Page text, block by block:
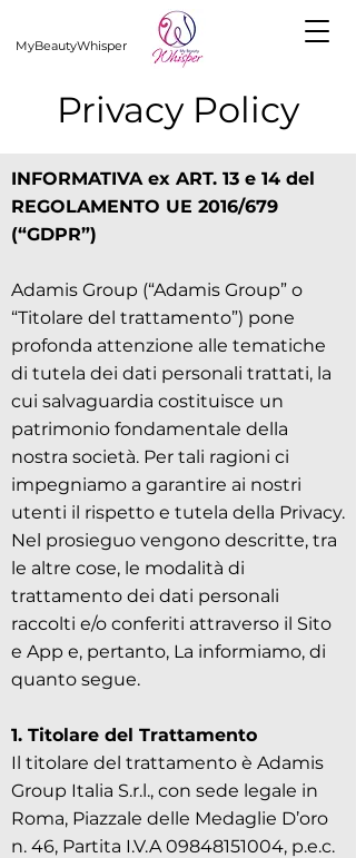
MyBeautyWhisper
Privacy Policy
INFORMATIVA ex ART. 13 e 14 del
REGOLAMENTO UE 2016/679
(“GDPR”)
Adamis Group (“Adamis Group” o
“Titolare del trattamento”) pone
profonda attenzione alle tematiche
di tutela dei dati personali trattati, la
cui salvaguardia costituisce un
patrimonio fondamentale della
nostra società. Per tali ragioni ci
impegniamo a garantire ai nostri
utenti il rispetto e tutela della Privacy.
Nel prosieguo vengono descritte, tra
le altre cose, le modalità di
trattamento dei dati personali
raccolti e/o conferiti attraverso il Sito
e App e, pertanto, La informiamo, di
quanto segue.
1. Titolare del Trattamento
Il titolare del trattamento è Adamis
Group Italia S.r.l., con sede legale in
Roma, Piazzale delle Medaglie D’oro
n. 46, Partita I.V.A 09848151004, p.e.c.